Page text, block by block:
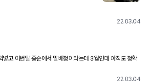
22.03.04
고 이번달 중순에서 말배정이라는데 3월인데 아직도 정확
데 첫 리스구매인데 이게맞나 싶기도 하
22.03.04